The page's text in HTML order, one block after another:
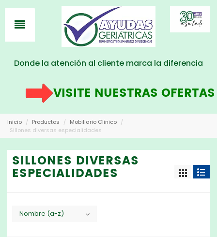
Donde la atención al cliente marca la diferencia
VISITE NUESTRAS OFERTAS
Inicio / Productos / Mobiliario Clinico /
Sillones diversas especialidades
SILLONES DIVERSAS
ESPECIALIDADES
Nombre (a-z)